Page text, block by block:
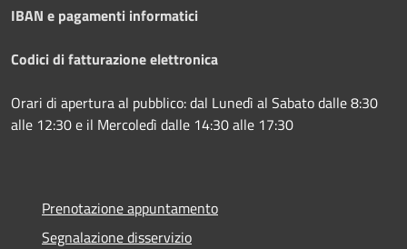
IBAN e pagamenti informatici
Codici di fatturazione elettronica
Orari di apertura al pubblico: dal Lunedì al Sabato dalle 8:30
alle 12:30 e il Mercoledì dalle 14:30 alle 17:30
Prenotazione appuntamento
Segnalazione disservizio